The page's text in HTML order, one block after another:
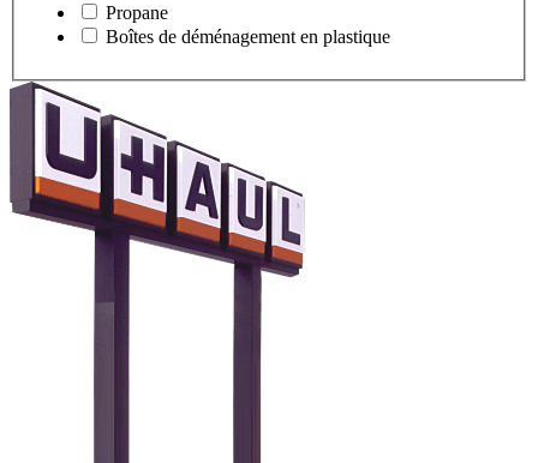
Propane
Boîtes de déménagement en plastique